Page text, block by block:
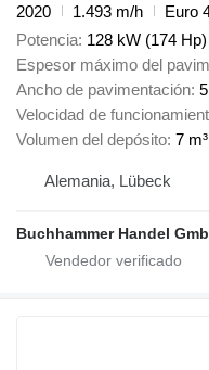
2020
1.493 m/h
Euro
Potencia 128 kW (174 Hp)
Espesor máximo del
Ancho de pavimentación
Velocidad de
Volumen del depósito 7 m³
Alemania, Lübeck
Buchhammer Handel